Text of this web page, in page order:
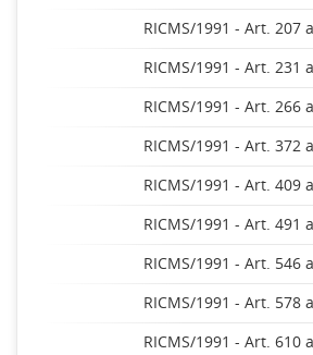
RICMS/1991 - Art. 207
RICMS/1991 - Art. 231
RICMS/1991 - Art. 266
RICMS/1991 - Art. 372
RICMS/1991 - Art. 409
RICMS/1991 - Art. 491
RICMS/1991 - Art. 546
RICMS/1991 - Art. 578
RICMS/1991 - Art. 610